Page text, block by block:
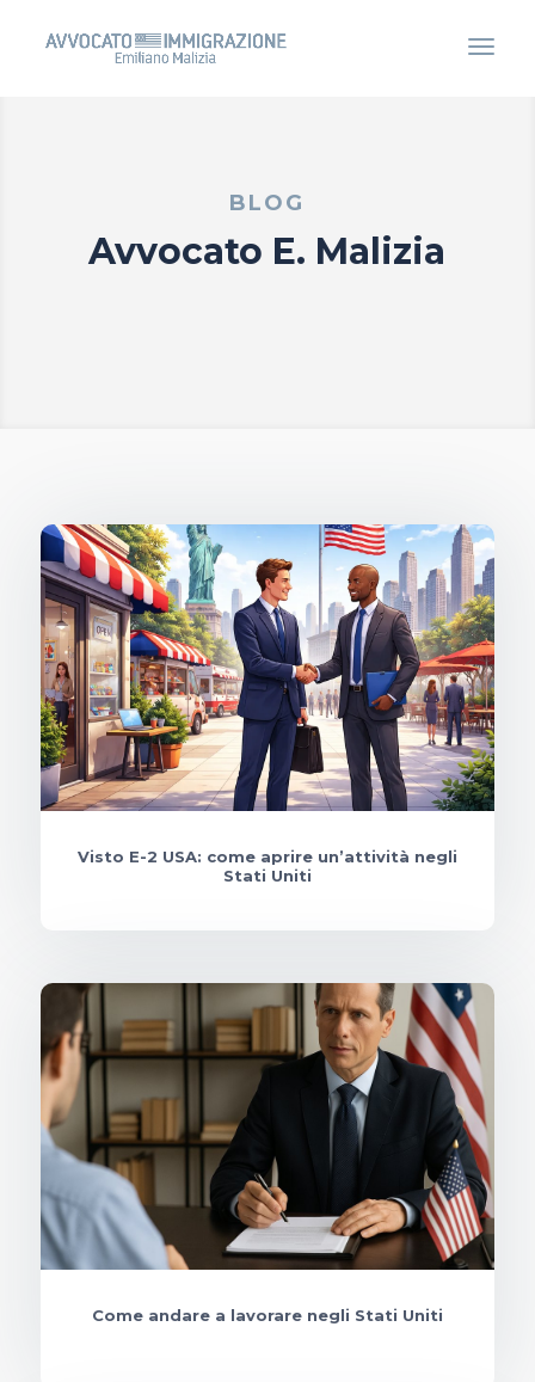
BLOG
Avvocato E. Malizia
Visto E-2 USA: come aprire un’attività negli
Stati Uniti
Come andare a lavorare negli Stati Uniti